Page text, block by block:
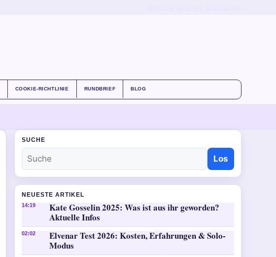
COOKIE-RICHTLINIE RUNDBRIEF BLOG
SUCHE
Los
NEUESTE ARTIKEL
14:19
Kate Gosselin 2025: Was ist aus ihr geworden?
Aktuelle Infos
02:02
Elvenar Test 2026: Kosten, Erfahrungen & Solo-
Modus